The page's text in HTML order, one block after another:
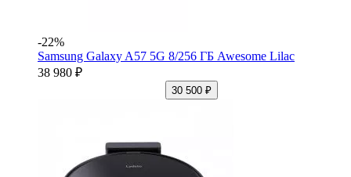
-22%
Samsung Galaxy A57 5G 8/256 ГБ Awesome Lilac
38 980 ₽
30 500 ₽